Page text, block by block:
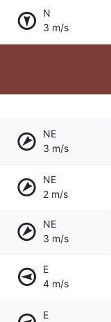
N
3 m/s
NE
3 m/s
NE
2 m/s
NE
3 m/s
E
4 m/s
E